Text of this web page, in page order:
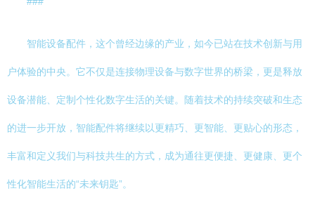
智能设备配件，这个曾经边缘的产业，如今已站在技术创新与用
户体验的中央。它不仅是连接物理设备与数字世界的桥梁，更是释放
设备潜能、定制个性化数字生活的关键。随着技术的持续突破和生态
的进一步开放，智能配件将继续以更精巧、更智能、更贴心的形态，
丰富和定义我们与科技共生的方式，成为通往更便捷、更健康、更个
性化智能生活的“未来钥匙”。